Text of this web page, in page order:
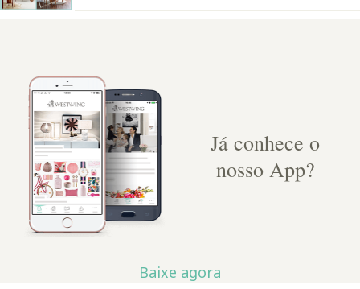
Já conhece o
nosso App?
Baixe agora